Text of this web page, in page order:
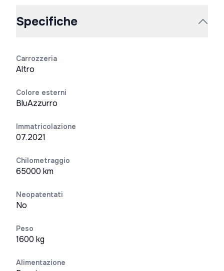
Specifiche
Carrozzeria
Altro
Colore esterni
BluAzzurro
Immatricolazione
07.2021
Chilometraggio
65000 km
Neopatentati
No
Peso
1600 kg
Alimentazione